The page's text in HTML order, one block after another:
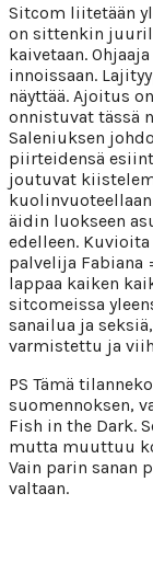
Sitcom liitetään
on sittenkin
kaivetaan.
innoissaan.
näyttää. Ajoitus
onnistuvat tässä
Saleniuksen
piirteidensä
joutuvat
äidin luokseen
edelleen.
palvelija Fabiana
lappaa kaiken
sitcomeissa
sanailua ja
varmistettu ja
PS Tämä
suomennoksen,
Fish in the Dark.
mutta muuttuu
Vain parin sanan
valtaan.